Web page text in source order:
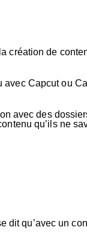
création de
avec Capcut ou
avec des
qu’ils ne
dit qu’avec un